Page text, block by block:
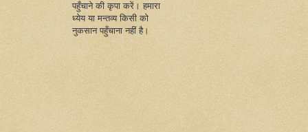
पहुँचाने की कृपा करें। हमारा
ध्येय या मन्तव्य किसी को
नुकसान पहुँचाना नहीं है।